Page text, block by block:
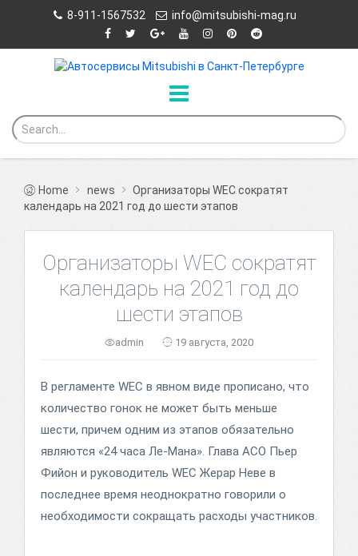
8-911-1567532 info@mitsubishi-mag.ru
Home news
Организаторы WEC сократят
календарь на 2021 год до шести этапов
Организаторы WEC сократят
календарь на 2021 год до
шести этапов
admin 19 августа, 2020
В регламенте WEC в явном виде прописано, что
количество гонок не может быть меньше
шести, причем одним из этапов обязательно
являются «24 часа Ле-Мана». Глава ACO Пьер
Фийон и руководитель WEC Жерар Неве в
последнее время неоднократно говорили о
необходимости сокращать расходы участников.